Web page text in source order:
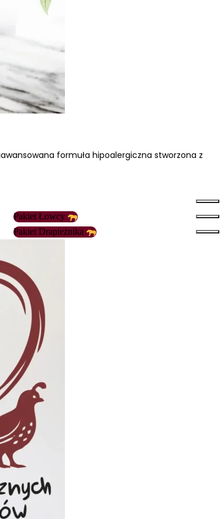
formuła hipoalergiczna stworzona z
Pakiet Łowcy
Pakiet Drapieżnika
w naszej
usług.
strony, np.
się na stronie,
reklam, które są
trzeciej.
wszystko